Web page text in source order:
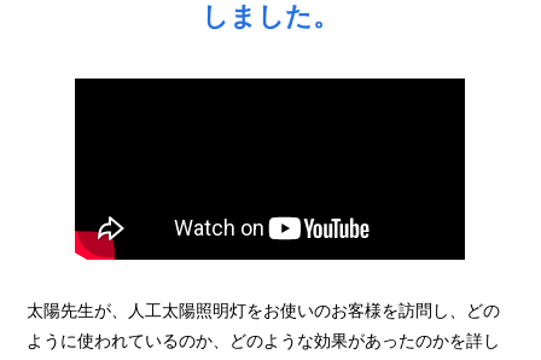
しました。
太陽先生が、人工太陽照明灯をお使いのお客様を訪問し、どの
ように使われているのか、どのような効果があったのかを詳し